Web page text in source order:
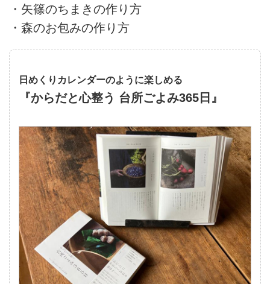
・矢篠のちまきの作り方
・森のお包みの作り方
日めくりカレンダーのように楽しめる
『からだと心整う 台所ごよみ365日』